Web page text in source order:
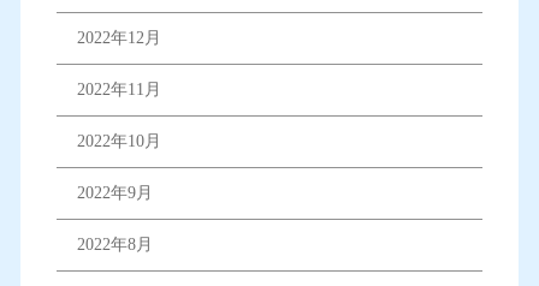
2022年12月
2022年11月
2022年10月
2022年9月
2022年8月